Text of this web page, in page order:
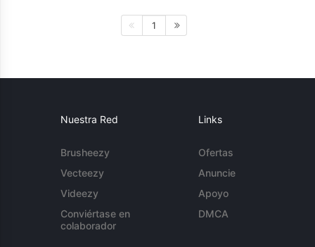
1
Nuestra Red
Brusheezy
Vecteezy
Videezy
Conviértase en
colaborador
Links
Ofertas
Anuncie
Apoyo
DMCA